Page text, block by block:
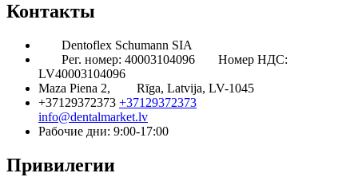
Контакты
Dentoflex Schumann SIA
Рег. номер: 40003104096
Номер НДС:
LV40003104096
Maza Piena 2,
Rīga, Latvija, LV-1045
+37129372373 +37129372373
info@dentalmarket.lv
Рабочие дни: 9:00-17:00
Привилегии